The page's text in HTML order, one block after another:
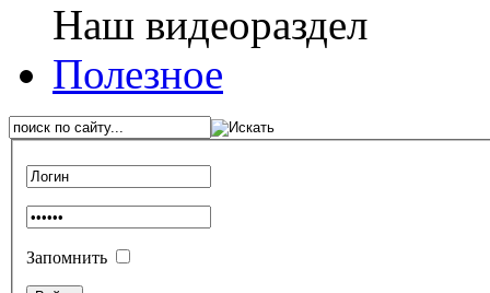
Наш видеораздел
Полезное
Запомнить